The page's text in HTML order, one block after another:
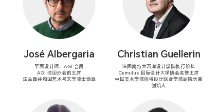
José Albergaria
平面设计师、AGI 会员
AGI 法国分会前主席
法兰西共和国艺术与文学骑士勋章
Christian Guellerin
法国南特大西洋设计学院执行院长
Cumulus 国际设计大学协会名誉主席
中国美术学院南特设计联合学院副院长兼
创始人